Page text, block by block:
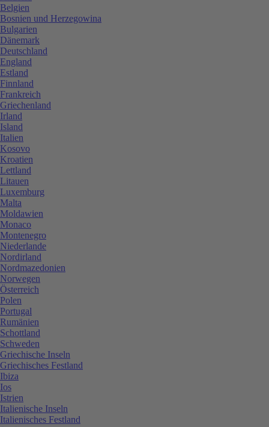
Belgien
Bosnien und Herzegowina
Bulgarien
Dänemark
Deutschland
England
Estland
Finnland
Frankreich
Griechenland
Irland
Island
Italien
Kosovo
Kroatien
Lettland
Litauen
Luxemburg
Malta
Moldawien
Monaco
Montenegro
Niederlande
Nordirland
Nordmazedonien
Norwegen
Österreich
Polen
Portugal
Rumänien
Schottland
Schweden
Griechische Inseln
Griechisches Festland
Ibiza
Ios
Istrien
Italienische Inseln
Italienisches Festland